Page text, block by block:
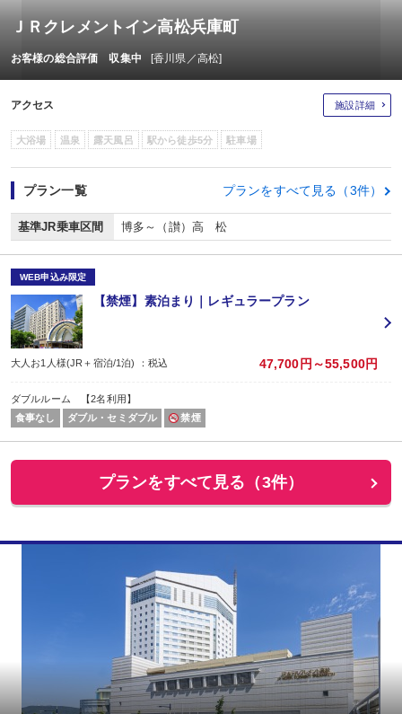
ＪＲクレメントイン高松兵庫町
お客様の総合評価 収集中 [香川県／高松]
アクセス 施設詳細
大浴場 温泉 露天風呂 駅から徒歩5分 駐車場
プラン一覧 プランをすべて見る（3件）
基準JR乗車区間 博多～（讃）高 松
WEB申込み限定
【禁煙】素泊まり｜レギュラープラン
大人お1人様(JR＋宿泊/1泊) ：税込 47,700円～55,500円
ダブルルーム 【2名利用】
食事なし
ダブル・セミダブル 禁煙
プランをすべて見る（3件）